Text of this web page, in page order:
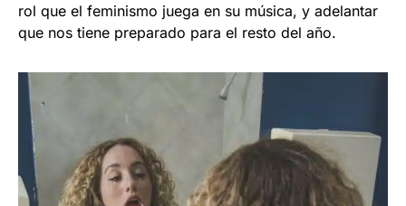
rol que el feminismo juega en su música, y adelantar
que nos tiene preparado para el resto del año.